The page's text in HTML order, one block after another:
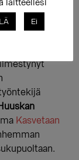
pohtiville
sekä
ilmestynyt
Kasvetaan
laitteellesi
Ei